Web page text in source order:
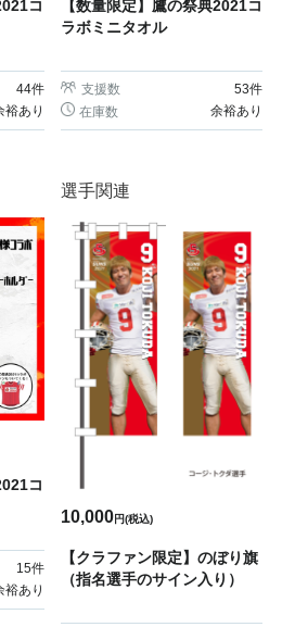
コ
44件
裕あり
【数量限定】鷹の祭典2021コ
ラボミニタオル
支援数 53件
在庫数
余裕あり
コ
15件
裕あり
選手関連
10,000円(税込)
【クラファン限定】のぼり旗
（指名選手のサイン入り）